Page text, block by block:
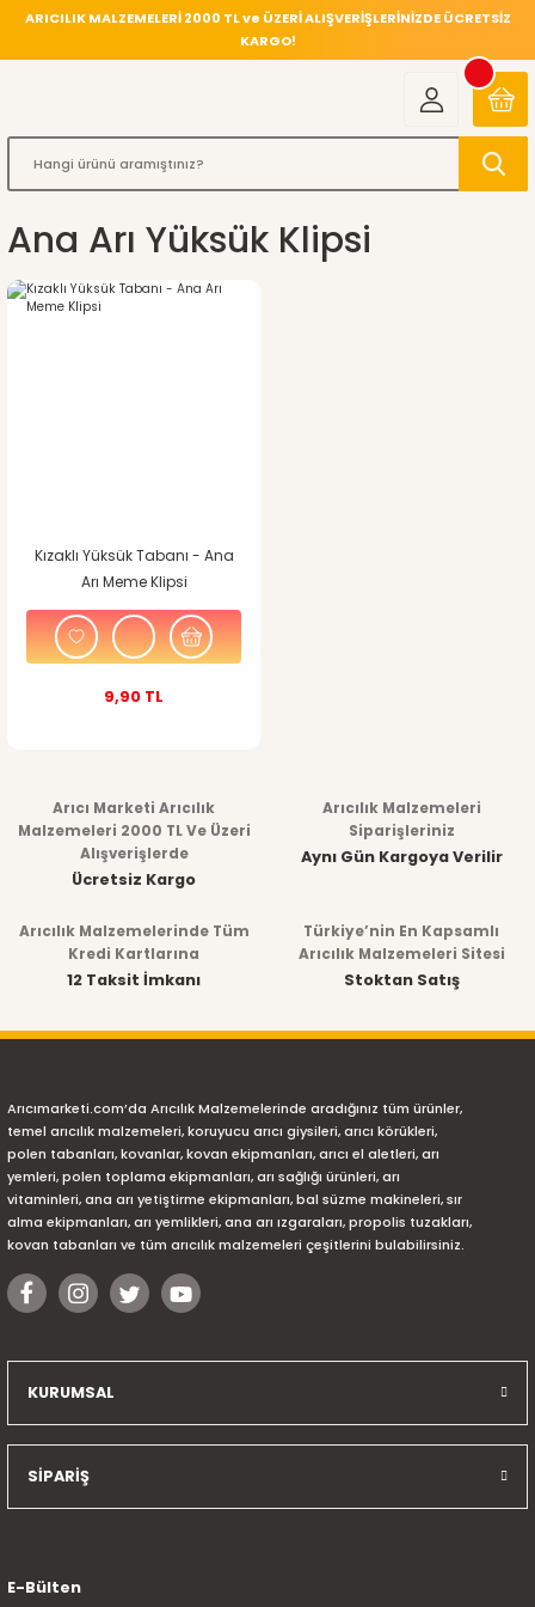
ARICILIK MALZEMELERİ 2000 TL ve ÜZERİ ALIŞVERİŞLERİNİZDE ÜCRETSİZ
KARGO!
Ana Arı Yüksük Klipsi
Kızaklı Yüksük Tabanı - Ana
Arı Meme Klipsi
9,90 TL
Arıcı Marketi Arıcılık
Malzemeleri 2000 TL Ve Üzeri
Alışverişlerde
Ücretsiz Kargo
Arıcılık Malzemeleri
Siparişleriniz
Aynı Gün Kargoya Verilir
Arıcılık Malzemelerinde Tüm
Kredi Kartlarına
12 Taksit İmkanı
Türkiye’nin En Kapsamlı
Arıcılık Malzemeleri Sitesi
Stoktan Satış
Arıcımarketi.com’da Arıcılık Malzemelerinde aradığınız tüm ürünler,
temel arıcılık malzemeleri, koruyucu arıcı giysileri, arıcı körükleri,
polen tabanları, kovanlar, kovan ekipmanları, arıcı el aletleri, arı
yemleri, polen toplama ekipmanları, arı sağlığı ürünleri, arı
vitaminleri, ana arı yetiştirme ekipmanları, bal süzme makineleri, sır
alma ekipmanları, arı yemlikleri, ana arı ızgaraları, propolis tuzakları,
kovan tabanları ve tüm arıcılık malzemeleri çeşitlerini bulabilirsiniz.
KURUMSAL
SİPARİŞ
E-Bülten